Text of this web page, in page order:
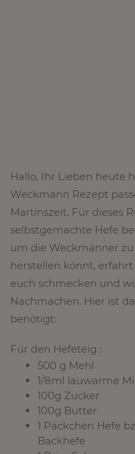
Hallo, Ihr Lieben heute
Weckmann Rezept
Martinszeit. Für dieses
selbstgemachte Hefe
um die Weckmänner
herstellen könnt,
euch schmecken und
Nachmachen. Hier ist
benötigt:
Für den Hefeteig :
500 g Mehl
1/8ml lauwarme
100g Zucker
100g Butter
1 Päckchen Hefe
Backhefe